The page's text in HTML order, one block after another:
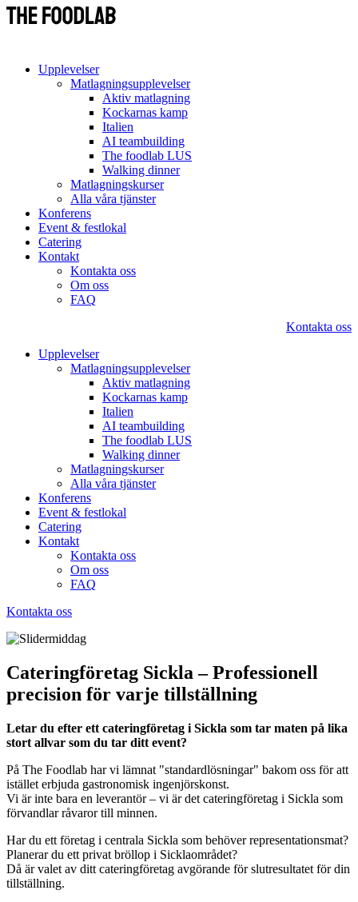
Upplevelser
Matlagningsupplevelser
Aktiv matlagning
Kockarnas kamp
Italien
AI teambuilding
The foodlab LUS
Walking dinner
Matlagningskurser
Alla våra tjänster
Konferens
Event & festlokal
Catering
Kontakt
Kontakta oss
Om oss
FAQ
Kontakta oss
Upplevelser
Matlagningsupplevelser
Aktiv matlagning
Kockarnas kamp
Italien
AI teambuilding
The foodlab LUS
Walking dinner
Matlagningskurser
Alla våra tjänster
Konferens
Event & festlokal
Catering
Kontakt
Kontakta oss
Om oss
FAQ
Kontakta oss
Cateringföretag Sickla – Professionell
precision för varje tillställning
Letar du efter ett cateringföretag i Sickla som tar maten på lika
stort allvar som du tar ditt event?
På The Foodlab har vi lämnat "standardlösningar" bakom oss för att
istället erbjuda gastronomisk ingenjörskonst.
Vi är inte bara en leverantör – vi är det cateringföretag i Sickla som
förvandlar råvaror till minnen.
Har du ett företag i centrala Sickla som behöver representationsmat?
Planerar du ett privat bröllop i Sicklaområdet?
Då är valet av ditt cateringföretag avgörande för slutresultatet för din
tillställning.